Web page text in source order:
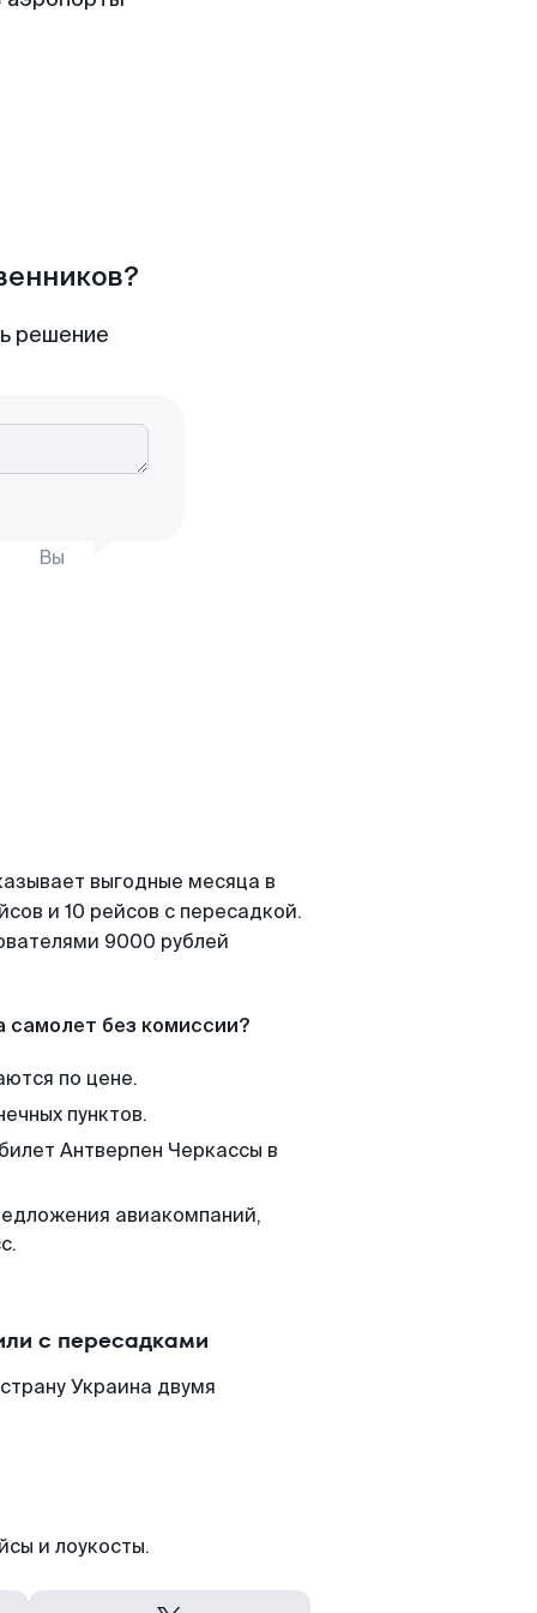
решение
Вы
выгодные месяца в
и 10 рейсов с пересадкой.
9000 рублей
самолет без комиссии?
по цене.
пунктов.
Антверпен Черкассы в
авиакомпаний,
с пересадками
Украина двумя
и лоукосты.